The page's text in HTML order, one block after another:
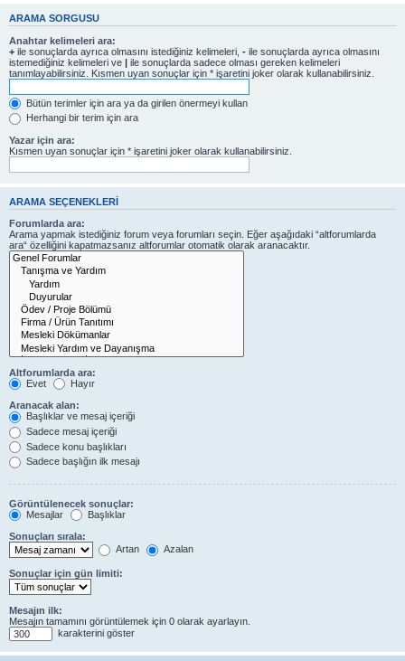
ARAMA SORGUSU
Anahtar kelimeleri ara:
+ ile sonuçlarda ayrıca olmasını istediğiniz kelimeleri, - ile sonuçlarda ayrıca olmasını
istemediğiniz kelimeleri ve | ile sonuçlarda sadece olması gereken kelimeleri
tanımlayabilirsiniz. Kısmen uyan sonuçlar için * işaretini joker olarak kullanabilirsiniz.
Bütün terimler için ara ya da girilen önermeyi kullan
Herhangi bir terim için ara
Yazar için ara:
Kısmen uyan sonuçlar için * işaretini joker olarak kullanabilirsiniz.
ARAMA SEÇENEKLERI
Forumlarda ara:
Arama yapmak istediğiniz forum veya forumları seçin. Eğer aşağıdaki “altforumlarda
ara“ özelliğini kapatmazsanız altforumlar otomatik olarak aranacaktır.
Altforumlarda ara:
Evet
Hayır
Aranacak alan:
Başlıklar ve mesaj içeriği
Sadece mesaj içeriği
Sadece konu başlıkları
Sadece başlığın ilk mesajı
Görüntülenecek sonuçlar:
Mesajlar
Başlıklar
Sonuçları sırala:
Artan
Azalan
Sonuçlar için gün limiti:
Mesajın ilk:
Mesajın tamamını görüntülemek için 0 olarak ayarlayın.
karakterini göster